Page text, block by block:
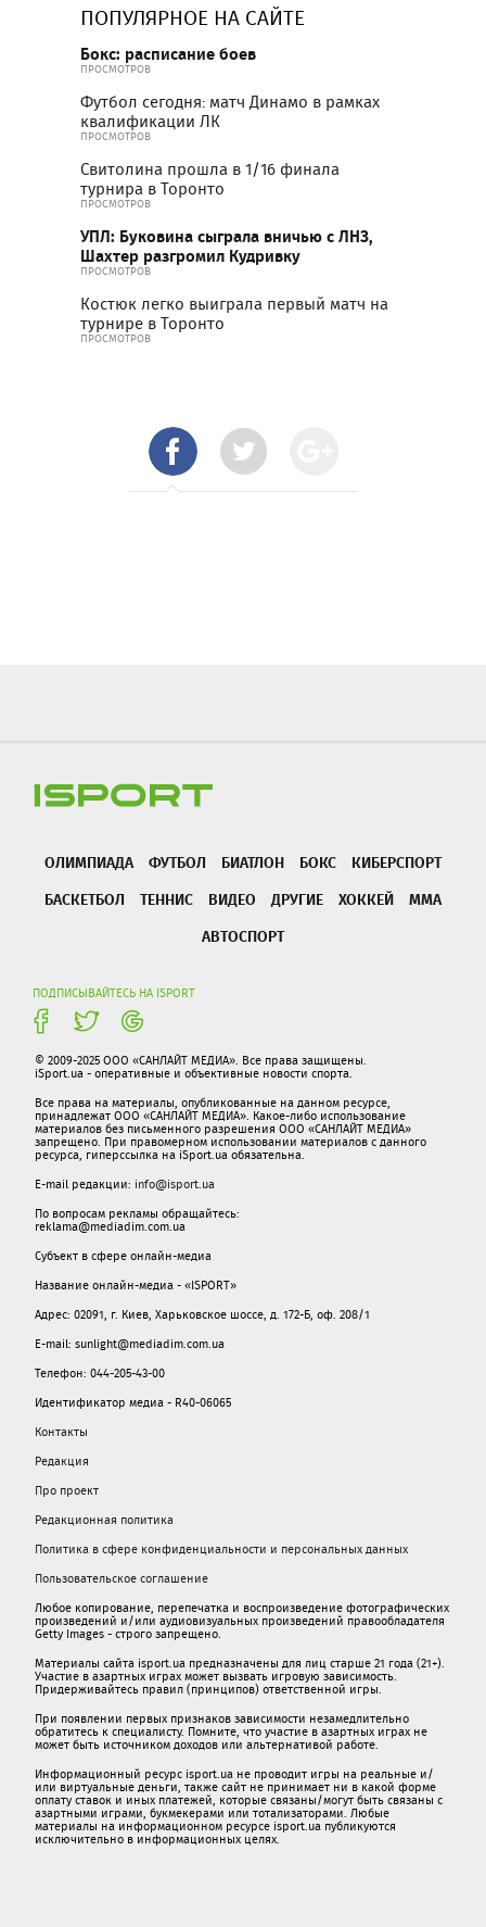
ПОПУЛЯРНОЕ НА САЙТЕ
Бокс: расписание боев
ПРОСМОТРОВ
Футбол сегодня: матч Динамо в рамках
квалификации ЛК
ПРОСМОТРОВ
Свитолина прошла в 1/16 финала
турнира в Торонто
ПРОСМОТРОВ
УПЛ: Буковина сыграла вничью с ЛНЗ,
Шахтер разгромил Кудривку
ПРОСМОТРОВ
Костюк легко выиграла первый матч на
турнире в Торонто
ПРОСМОТРОВ
ОЛИМПИАДА ФУТБОЛ БИАТЛОН БОКС
КИБЕРСПОРТ
БАСКЕТБОЛ
ТЕННИС ВИДЕО ДРУГИЕ ХОККЕЙ
ММА
АВТОСПОРТ
ПОДПИСЫВАЙТЕСЬ НА ISPORT
© 2009-2025 ООО «САНЛАЙТ МЕДИА». Все права защищены.
iSport.ua - оперативные и объективные новости спорта.
Все права на материалы, опубликованные на данном ресурсе,
принадлежат ООО «САНЛАЙТ МЕДИА». Какое-либо использование
материалов без письменного разрешения ООО «САНЛАЙТ МЕДИА»
запрещено. При правомерном использовании материалов с данного
ресурса, гиперссылка на iSport.ua обязательна.
E-mail редакции: info@isport.ua
По вопросам рекламы обращайтесь:
reklama@mediadim.com.ua
Субъект в сфере онлайн-медиа
Название онлайн-медиа - «ISPORT»
Адрес: 02091, г. Киев, Харьковское шоссе, д. 172-Б, оф. 208/1
E-mail: sunlight@mediadim.com.ua
Телефон: 044-205-43-00
Идентификатор медиа - R40-06065
Контакты
Редакция
Про проект
Редакционная политика
Политика в сфере конфиденциальности и персональных данных
Пользовательское соглашение
Любое копирование, перепечатка и воспроизведение фотографических
произведений и/или аудиовизуальных произведений правообладателя
Getty Images - строго запрещено.
Материалы сайта isport.ua предназначены для лиц старше 21 года (21+).
Участие в азартных играх может вызвать игровую зависимость.
Придерживайтесь правил (принципов) ответственной игры.
При появлении первых признаков зависимости незамедлительно
обратитесь к специалисту. Помните, что участие в азартных играх не
может быть источником доходов или альтернативой работе.
Информационный ресурс isport.ua не проводит игры на реальные и/
или виртуальные деньги, также сайт не принимает ни в какой форме
oплaту ставок и иных платежей, которые связаны/могут быть связаны c
азартными игрaми, букмекерами или тотализаторами. Любые
материалы на информационном ресурсе isport.ua публикуютcя
исключительно в информационных целях.